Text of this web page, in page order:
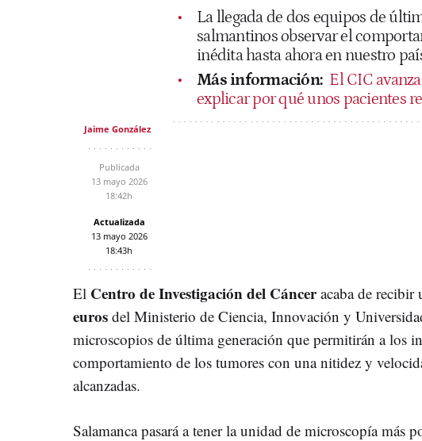
La llegada de dos equipos de
salmantinos observar el
inédita hasta ahora en nuestro
Más información: El CIC
explicar por qué unos pacientes
Jaime González
Publicada
13 mayo 2026
18:42h
Actualizada
13 mayo 2026
18:43h
El Centro de Investigación del Cánceracaba de recibir
euros del Ministerio de Ciencia, Innovación y
microscopios de última generación que permitirán a los
comportamiento de los tumores con una nitidez y
alcanzadas.
Salamanca pasará a tener la unidad de microscopía más